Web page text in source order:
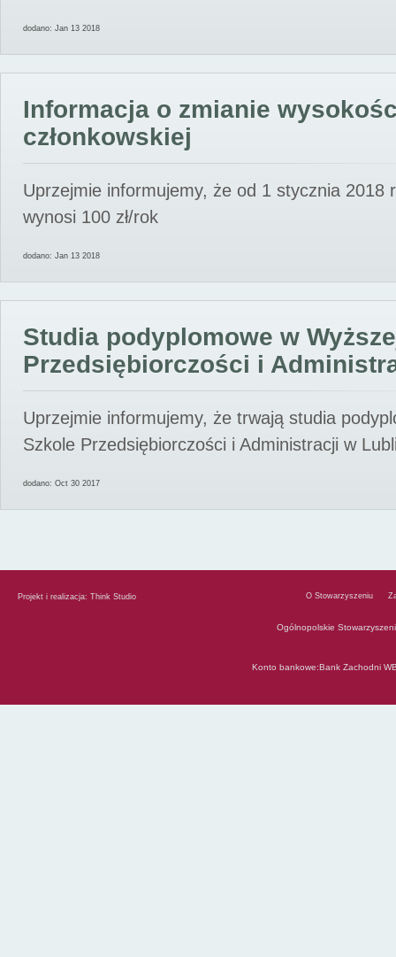
dodano: Jan 13 2018
Informacja o zmianie
członkowskiej
Uprzejmie informujemy, że od 1 stycznia 2018
wynosi 100 zł/rok
dodano: Jan 13 2018
Studia podyplomowe w
Przedsiębiorczości i
Uprzejmie informujemy, że trwają studia
Szkole Przedsiębiorczości i Administracji w
dodano: Oct 30 2017
Projekt i realizacja: Think Studio O Stowarzyszeniu
Ogólnopolskie
Konto bankowe:Bank Zachodni